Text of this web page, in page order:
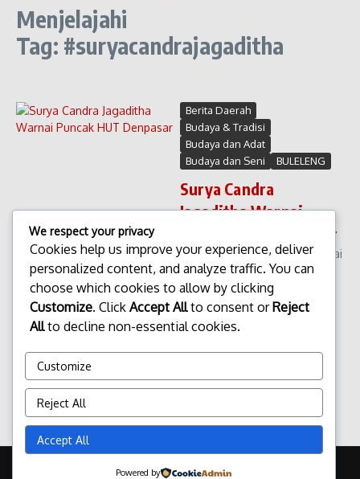
Menjelajahi
Tag: #suryacandrajagaditha
Berita Daerah
Budaya & Tradisi
Budaya dan Adat
Budaya dan Seni
BULELENG
Surya Candra
Jagaditha Warnai
Puncak HUT Denpasar
Surya Candra Jagaditha Warnai
Puncak HUT Denpasar
Perayaan puncak Hari Ulang
Tahun (HUT) Kota Denpasar
tahun ini berlangsung meriah
Surya Candra Jagaditha yang
admin Maret 11, 2026
Read More
Copyright © 2026 Update Terbaru Bali Portal News | Powered by
We respect your privacy
Cookies help us improve your experience, deliver
personalized content, and analyze traffic. You can
choose which cookies to allow by clicking
Customize. Click Accept Allto consent orReject
Allto decline non-essential cookies.
Customize
Reject All
Accept All
Powered by